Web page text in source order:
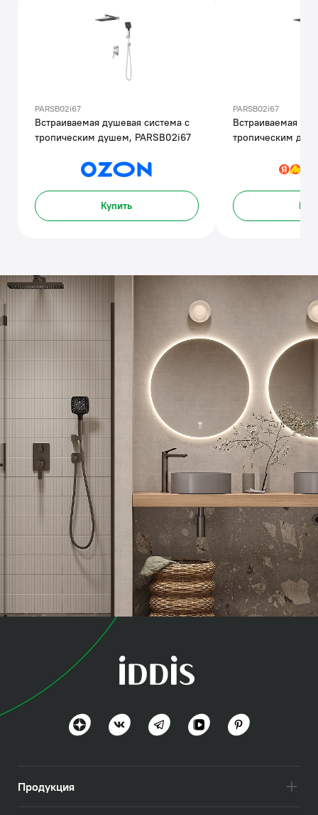
PARSB02i67
Встраиваемая душевая система с
тропическим душем, PARSB02i67
Купить
PARSB02i67
Встраиваемая
тропическим
Паркер (Parker)
Продукция